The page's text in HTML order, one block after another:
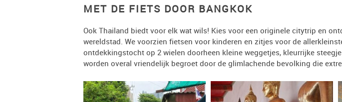
MET DE FIETS DOOR BANGKOK
Ook Thailand biedt voor elk wat wils! Kies voor een originele citytrip en
wereldstad. We voorzien fietsen voor kinderen en zitjes voor de
ontdekkingstocht op 2 wielen doorheen kleine weggetjes, kleurrijke
worden overal vriendelijk begroet door de glimlachende bevolking die